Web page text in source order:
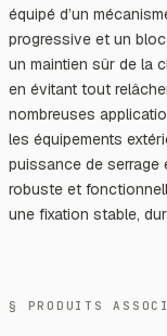
équipé d’un
progressive et un
un maintien sûr de la
en évitant tout
nombreuses
les équipements
puissance de serrage
robuste et
une fixation stable,
§ PRODUITS